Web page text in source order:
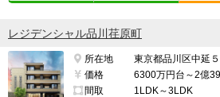
レジデンシャル品川荏原町
所在地
東京都品川区中延
価格
6300万円台～2億
間取
1LDK～3LDK